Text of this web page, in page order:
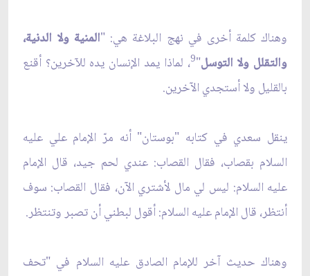
وهناك كلمة أخرى في نهج البلاغة هي: "المنية ولا الدنية،
والتقلل ولا التوسل"
9، لماذا يمد الإنسان يده للآخرين؟ أقنع
بالقليل ولا أستجدي الآخرين.
ينقل سعدي في كتابه "بوستان" أنه مرّ الإمام علي عليه
السلام بقصاب، فقال القصاب: عندي لحم جيد، قال الإمام
عليه السلام: ليس لي مال لأشتري الآن، فقال القصاب: سوف
أنتظر، قال الإمام عليه السلام: أقول لبطني أن تصبر وتنتظر.
وهناك حديث آخر للإمام الصادق عليه السلام في "تحف